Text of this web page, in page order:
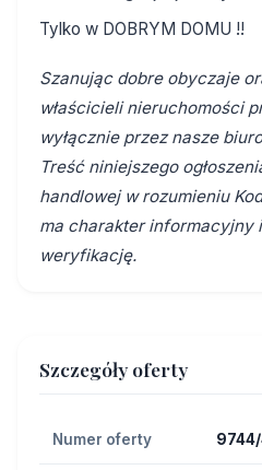
Tylko w DOBRYM DOMU !!
Szanując dobre obyczaje
właścicieli nieruchomości
wyłącznie przez nasze
Treść niniejszego
handlowej w rozumieniu
ma charakter informacyjny
weryfikację.
Szczegóły oferty
Numer oferty